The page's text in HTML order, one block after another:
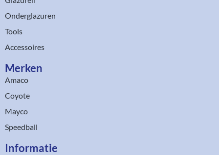
Onderglazuren
Tools
Accessoires
Merken
Amaco
Coyote
Mayco
Speedball
Informatie